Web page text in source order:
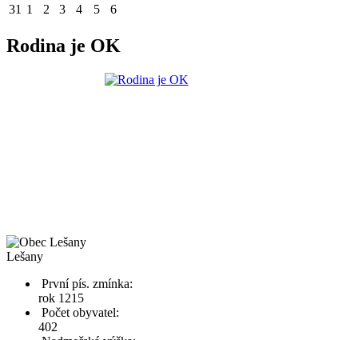
31 1 2 3 4 5 6
Rodina je OK
Lešany
První pís. zmínka:
rok 1215
Počet obyvatel:
402